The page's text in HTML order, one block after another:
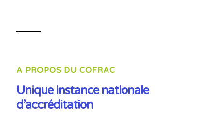
A PROPOS DU COFRAC
Unique instance nationale
d’accréditation